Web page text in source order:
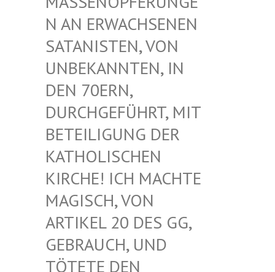
AN ERWACHSENEN S
ATANISTEN, VON U
NBEKANNTEN, IN D
EN 70ERN, D
URCHGEFÜHRT, MIT B
ETEILIGUNG DER K
ATHOLISCHEN K
IRCHE! ICH MACHTE M
AGISCH, VON A
RTIKEL 20 DES GG, G
EBRAUCH, UND T
ÖTETE DEN G